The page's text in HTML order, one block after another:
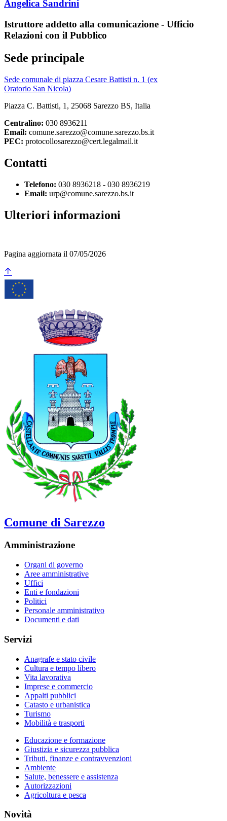
Angelica Sandrini
Istruttore addetto alla comunicazione - Ufficio
Relazioni con il Pubblico
Sede principale
Sede comunale di piazza Cesare Battisti n. 1 (ex
Oratorio San Nicola)
Piazza C. Battisti, 1, 25068 Sarezzo BS, Italia
Centralino: 030 8936211
Email: comune.sarezzo@comune.sarezzo.bs.it
PEC: protocollosarezzo@cert.legalmail.it
Contatti
Telefono: 030 8936218 - 030 8936219
Email: urp@comune.sarezzo.bs.it
Ulteriori informazioni
Pagina aggiornata il 07/05/2026
Comune di Sarezzo
Amministrazione
Organi di governo
Aree amministrative
Uffici
Enti e fondazioni
Politici
Personale amministrativo
Documenti e dati
Servizi
Anagrafe e stato civile
Cultura e tempo libero
Vita lavorativa
Imprese e commercio
Appalti pubblici
Catasto e urbanistica
Turismo
Mobilità e trasporti
Educazione e formazione
Giustizia e sicurezza pubblica
Tributi, finanze e contravvenzioni
Ambiente
Salute, benessere e assistenza
Autorizzazioni
Agricoltura e pesca
Novità